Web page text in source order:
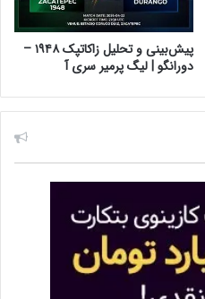
پیش‌بینی و تحلیل زاکاتپک ۱۹۴۸ –
دورانگو | لیگ پرمیر سری آ